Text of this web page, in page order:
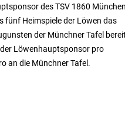
des TSV 1860
fünf Heimspiele der Löwen das
der Münchner Tafel
Löwenhauptsponsor pro
an die Münchner Tafel.